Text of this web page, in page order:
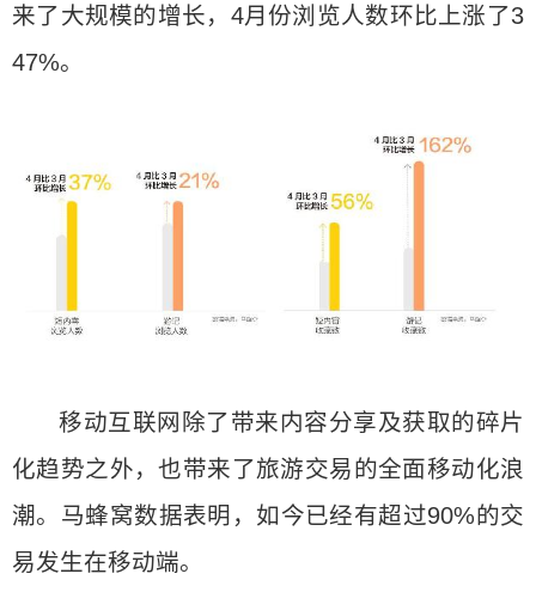
来了大规模的增长，4月份浏览人数环比上涨了3
47%。
移动互联网除了带来内容分享及获取的碎片
化趋势之外，也带来了旅游交易的全面移动化浪
潮。马蜂窝数据表明，如今已经有超过90%的交
易发生在移动端。